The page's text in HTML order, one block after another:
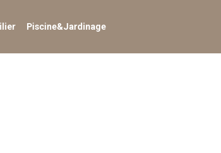
Piscine&Jardinage